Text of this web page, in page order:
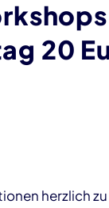
20
herzlich